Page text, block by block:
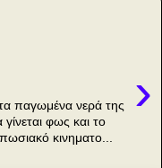
›
παγωμένα νερά της
γίνεται φως και το
κινηματο...